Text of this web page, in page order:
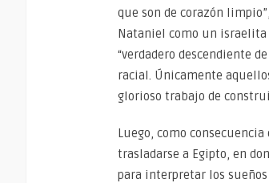
que son de corazón
Nataniel como un israelita
“verdadero descendiente
racial. Únicamente
glorioso trabajo de
Luego, como
trasladarse a Egipto, en
para interpretar los sueños